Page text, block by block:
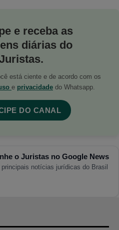
e receba as
diárias do
está ciente e de acordo com os
e privacidade do Whatsapp.
DO CANAL
o Juristas no Google News
principais notícias jurídicas do Brasil